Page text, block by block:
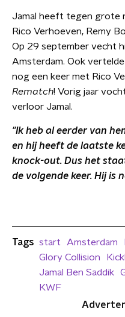
Jamal heeft tegen grote
Rico Verhoeven, Remy
Op 29 september vecht
Amsterdam. Ook
nog een keer met Rico
Rematch! Vorig jaar
verloor Jamal.
"Ik heb al eerder van
en hij heeft de laatste
knock-out. Dus het
de volgende keer. Hij is
Tags start Amsterdam
Glory Collision
Jamal Ben Saddik
KWF